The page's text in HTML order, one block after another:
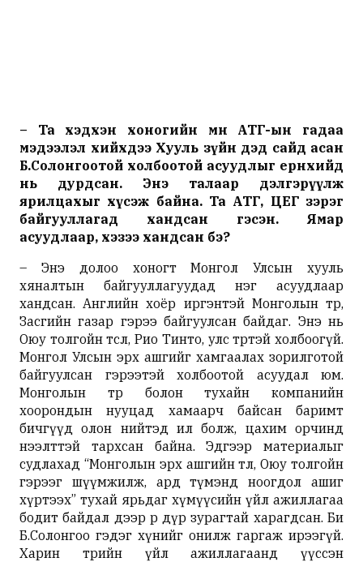
– Та хэдхэн хоногийн өмнө АТГ-ын гадаа
мэдээлэл хийхдээ Хууль зүйн дэд сайд асан
Б.Солонгоотой холбоотой асуудлыг ерөнхийд
нь дурдсан. Энэ талаар дэлгэрүүлж
ярилцахыг хүсэж байна. Та АТГ, ЦЕГ зэрэг
байгууллагад хандсан гэсэн. Ямар
асуудлаар, хэзээ хандсан бэ?
– Энэ долоо хоногт Монгол Улсын хууль
хяналтын байгууллагуудад нэг асуудлаар
хандсан. Английн хоёр иргэнтэй Монголын төр,
Засгийн газар гэрээ байгуулсан байдаг. Энэ нь
Оюу толгойн төсөл, Рио Тинто, улс төртэй холбоогүй.
Монгол Улсын эрх ашгийг хамгаалах зорилготой
байгуулсан гэрээтэй холбоотой асуудал юм.
Монголын төр болон тухайн компанийн
хоорондын нууцад хамаарч байсан баримт
бичгүүд олон нийтэд ил болж, цахим орчинд
нээлттэй тархсан байна. Эдгээр материалыг
судлахад “Монголын эрх ашгийн төлөө, Оюу толгойн
гэрээг шүүмжилж, ард түмэнд ноогдол ашиг
хүртээх” тухай ярьдаг хүмүүсийн үйл ажиллагаа
бодит байдал дээр өөр дүр зурагтай харагдсан. Би
Б.Солонгоо гэдэг хүнийг онилж гаргаж ирээгүй.
Харин төрийн үйл ажиллагаанд үүссэн